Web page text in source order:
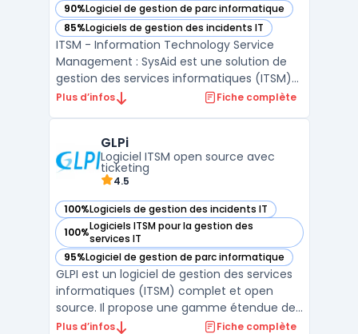
90%Logiciel de gestion de parc informatique
— voir SysAid dans cette catégorie
85%Logiciels de gestion des incidents IT
— voir SysAid dans cette catégorie
ITSM - Information Technology Service
Management : SysAid est une solution de
gestion des services informatiques (ITSM)
tout-en-un qui simplifie les tâches de
les besoins de l'ITSM, pour fournir aux
utilisateurs un ...
Plus d’infos Fiche complète
GLPi
Logiciel ITSM open source avec
ticketing
4.5
100%Logiciels de gestion des incidents IT
— voir GLPi dans cette catégorie
100%Logiciels ITSM pour la gestion des
services IT
— voir GLPi dans cette catégorie
95%Logiciel de gestion de parc informatique
— voir GLPi dans cette catégorie
GLPI est un logiciel de gestion des services
informatiques (ITSM) complet et open
source. Il propose une gamme étendue de
fonctionnalités pour la gestion des
Plus d’infos Fiche complète